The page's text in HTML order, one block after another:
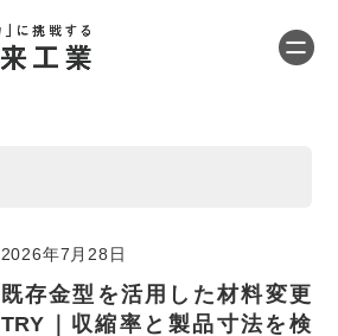
2026年7月28日
既存金型を活用した材料変更
TRY｜収縮率と製品寸法を検